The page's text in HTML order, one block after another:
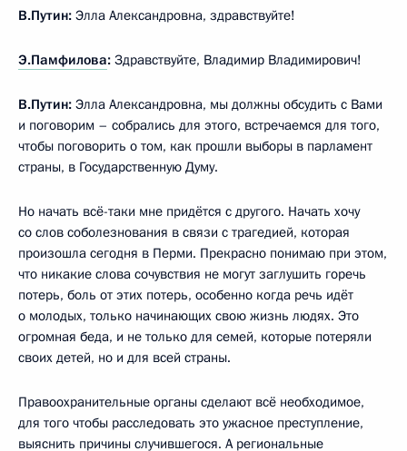
В.Путин: Элла Александровна, здравствуйте!
Э.Памфилова: Здравствуйте, Владимир Владимирович!
В.Путин: Элла Александровна, мы должны обсудить с Вами
и поговорим – собрались для этого, встречаемся для того,
чтобы поговорить о том, как прошли выборы в парламент
страны, в Государственную Думу.
Но начать всё-таки мне придётся с другого. Начать хочу
со слов соболезнования в связи с трагедией, которая
произошла сегодня в Перми. Прекрасно понимаю при этом,
что никакие слова сочувствия не могут заглушить горечь
потерь, боль от этих потерь, особенно когда речь идёт
о молодых, только начинающих свою жизнь людях. Это
огромная беда, и не только для семей, которые потеряли
своих детей, но и для всей страны.
Правоохранительные органы сделают всё необходимое,
для того чтобы расследовать это ужасное преступление,
выяснить причины случившегося. А региональные